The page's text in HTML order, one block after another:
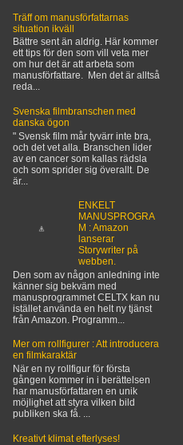
Träff om manusförfattarnas
situation ikväll
Bättre sent än aldrig. Här kommer
ett tips för den som vill veta mer
om hur det är att arbeta som
manusförfattare. Men det är alltså
reda...
Svenska filmbranschen med
danska ögon
" Svensk film mår tyvärr inte bra,
och det vet alla. Branschen lider
av en cancer som kallas rädsla
och som sprider sig överallt. De
är...
ENKELT
MANUSPROGRA
M : Amazon
lanserar
Storywriter på
webben.
Den som av någon anledning inte
känner sig bekväm med
manusprogrammet CELTX kan nu
istället använda en helt ny tjänst
från Amazon. Programm...
Mer om rollfigurer : Att introducera
en filmkaraktär
När en ny rollfigur för första
gången kommer in i berättelsen
har manusförfattaren en unik
möjlighet att styra vilken bild
publiken ska få. ...
Kreativt klimat efterlyses!